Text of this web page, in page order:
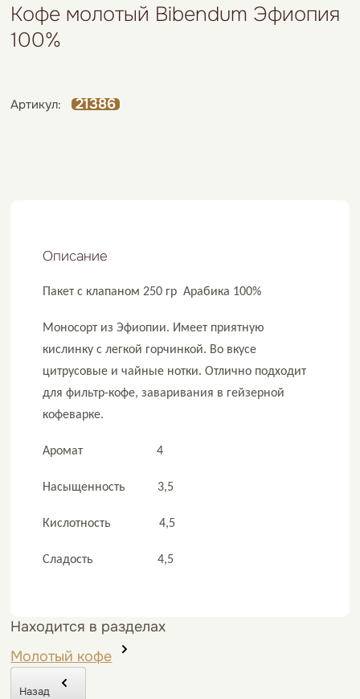
Кофе молотый Bibendum Эфиопия
100%
Артикул: 21386
Описание
Пакет с клапаном 250 гр Арабика 100%
Моносорт из Эфиопии. Имеет приятную
кислинку с легкой горчинкой. Во вкусе
цитрусовые и чайные нотки. Отлично подходит
для фильтр-кофе, заваривания в гейзерной
кофеварке.
Аромат 4
Насыщенность 3,5
Кислотность 4,5
Сладость 4,5
Находится в разделах
Молотый кофе
Назад